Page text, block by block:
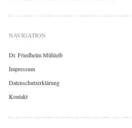
NAVIGATION
Dr. Friedhelm Mühleib
Impressum
Datenschutzerklärung
Kontakt